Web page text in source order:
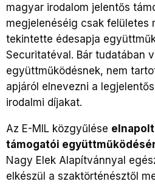
magyar irodalom jelentős
megjelenéséig csak felületes
tekintette édesapja
Securitatéval. Bár tudatában
együttműködésnek, nem
apjáról elnevezni a
irodalmi díjakat.
Az E-MIL közgyűlése
támogatói
Nagy Elek Alapítvánnyal
elkészül a szaktörténésztől